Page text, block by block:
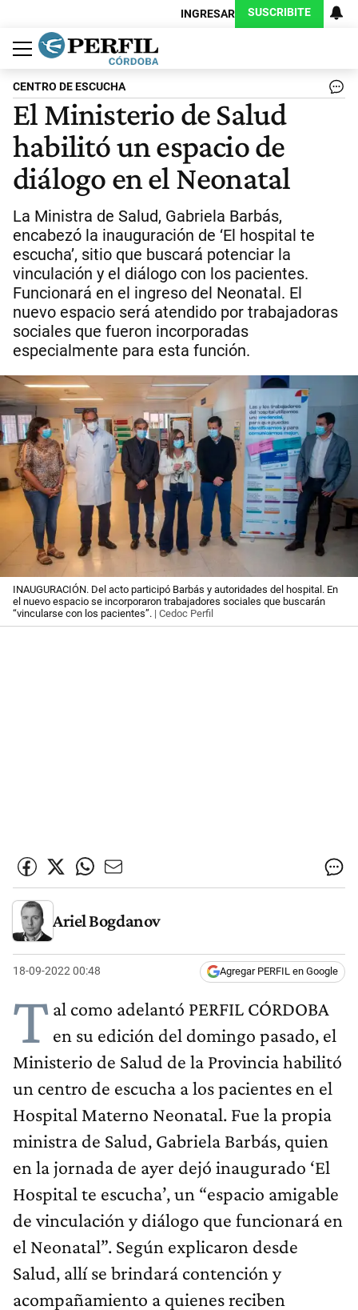
INGRESAR SUSCRIBITE
Política
Economía
Judiciales
Sociedad
Cultura
Espectáculos
Deportes
Protagonistas
CENTRO DE ESCUCHA
El Ministerio de Salud
habilitó un espacio de
diálogo en el Neonatal
La Ministra de Salud, Gabriela Barbás,
encabezó la inauguración de ‘El hospital te
escucha’, sitio que buscará potenciar la
vinculación y el diálogo con los pacientes.
Funcionará en el ingreso del Neonatal. El
nuevo espacio será atendido por trabajadoras
sociales que fueron incorporadas
especialmente para esta función.
INAUGURACIÓN. Del acto participó Barbás y autoridades del hospital. En
el nuevo espacio se incorporaron trabajadores sociales que buscarán
“vincularse con los pacientes”. | Cedoc Perfil
Ariel Bogdanov
18-09-2022 00:48 Agregar PERFIL en Google
T al como adelantó PERFIL CÓRDOBA
en su edición del domingo pasado, el
Ministerio de Salud de la Provincia habilitó
un centro de escucha a los pacientes en el
Hospital Materno Neonatal. Fue la propia
ministra de Salud, Gabriela Barbás, quien
en la jornada de ayer dejó inaugurado ‘El
Hospital te escucha’, un “espacio amigable
de vinculación y diálogo que funcionará en
el Neonatal”. Según explicaron desde
Salud, allí se brindará contención y
acompañamiento a quienes reciben